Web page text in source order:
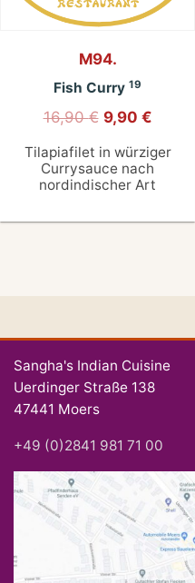
M94.
Fish Curry19
16,90€ 9,90 €
Tilapiafilet in würziger
Currysauce nach
nordindischer Art
Sangha's Indian Cuisine
Uerdinger Straße 138
47441 Moers
+49 (0)2841 981 71 00